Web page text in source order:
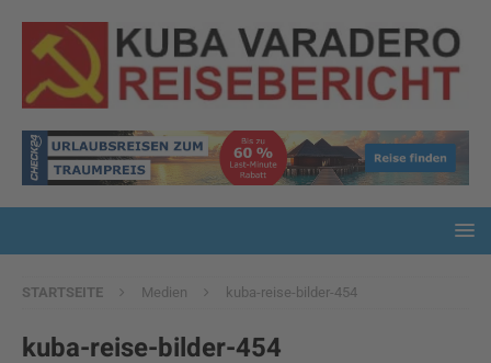
STARTSEITE Medien kuba-reise-bilder-454
kuba-reise-bilder-454